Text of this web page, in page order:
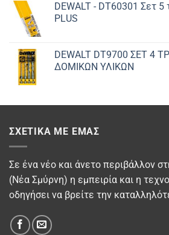
DEWALT - DT60301 Σετ 5
PLUS
DEWALT DT9700 ΣET 4
ΔΟΜΙΚΩΝ ΥΛΙΚΩΝ
ΣΧΕΤΙΚΆ ΜΕ ΕΜΆΣ
Σε ένα νέο και άνετο περιβάλλον
(Νέα Σμύρνη) η εμπειρία και η
οδηγήσει να βρείτε την